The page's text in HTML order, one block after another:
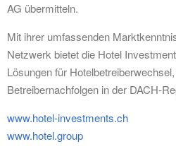
AG übermitteln.
Mit ihrer umfassenden
Netzwerk bietet die Hotel
Lösungen für
Betreibernachfolgen in der DACH-
www.hotel-investments.ch
www.hotel.group